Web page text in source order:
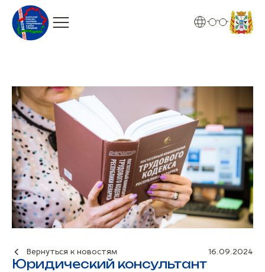
Вернуться к новостям 16.09.2024
Юридический консультант